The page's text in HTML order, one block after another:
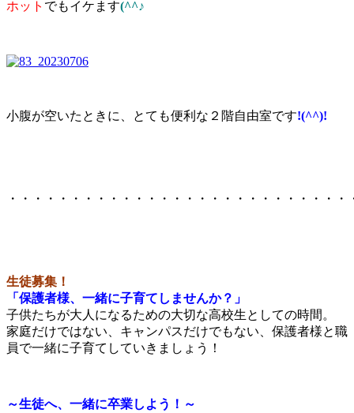
ホット でもイケます(^^♪
小腹が空いたときに、とても便利な２階自由室です!(^^)!
・・・・・・・・・・・・・・・・・・・・・・・・・・
生徒募集！
「保護者様、一緒に子育てしませんか？」
子供たちが大人になるための大切な高校生としての時間。
家庭だけではない、キャンパスだけでもない、保護者様と職
員で一緒に子育てしていきましょう！
～生徒へ、一緒に卒業しよう！～